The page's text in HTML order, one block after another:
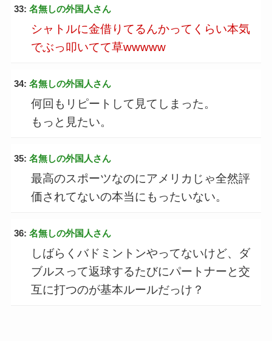
33: 名無しの外国人さん
シャトルに金借りてるんかってくらい本気
でぶっ叩いてて草wwwww
34: 名無しの外国人さん
何回もリピートして見てしまった。
もっと見たい。
35: 名無しの外国人さん
最高のスポーツなのにアメリカじゃ全然評
価されてないの本当にもったいない。
36: 名無しの外国人さん
しばらくバドミントンやってないけど、ダ
ブルスって返球するたびにパートナーと交
互に打つのが基本ルールだっけ？